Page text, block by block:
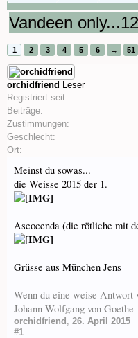
Orchideenfotos (Hybriden)
Vandeen only...12
1 2 3 4 5 6 → 51
orchidfriend Leser
Registriert seit:
Beiträge:
Zustimmungen:
Geschlecht:
Ort:
Meinst du sowas...
die Weisse 2015 der 1.
Ascocenda (die rötliche mit
Grüsse aus München Jens
Wenn du eine weise Antwort
Johann Wolfgang von Goethe
orchidfriend , 26. April 2015
#1